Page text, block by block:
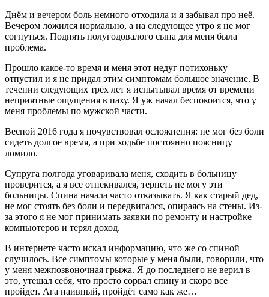
Днём и вечером боль немного отходила и я забывал про неё.
Вечером ложился нормально, а на следующее утро я не мог
согнуться. Поднять полугодовалого сына для меня была
проблема.
Прошло какое-то время и меня этот недуг потихоньку
отпустил и я не придал этим симптомам большое значение. В
течении следующих трёх лет я испытывал время от времени
неприятные ощущения в паху. Я уж начал беспокоится, что у
меня проблемы по мужской части.
Весной 2016 года я почувствовал осложнения: не мог без боли
сидеть долгое время, а при ходьбе постоянно поясницу
ломило.
Супруга полгода уговаривала меня, сходить в больницу
проверится, а я все отнекивался, терпеть не могу эти
больницы. Спина начала часто отказывать. Я как старый дед,
не мог стоять без боли и передвигался, опираясь на стены. Из-
за этого я не мог принимать заявки по ремонту и настройке
компьютеров и терял доход.
В интернете часто искал информацию, что же со спиной
случилось. Все симптомы которые у меня были, говорили, что
у меня межпозвоночная грыжа. Я до последнего не верил в
это, утешал себя, что просто сорвал спину и скоро все
пройдет. Ага наивный, пройдёт само как же…